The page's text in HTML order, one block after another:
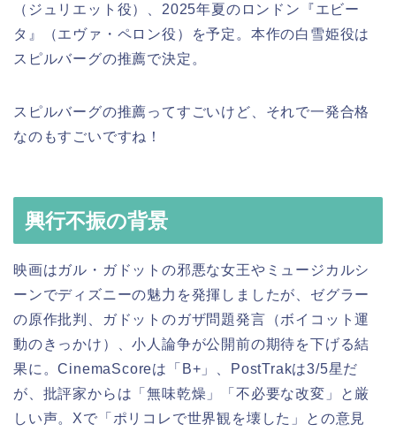
（ジュリエット役）、2025年夏のロンドン『エビー
タ』（エヴァ・ペロン役）を予定。本作の白雪姫役は
スピルバーグの推薦で決定。
スピルバーグの推薦ってすごいけど、それで一発合格
なのもすごいですね！
興行不振の背景
映画はガル・ガドットの邪悪な女王やミュージカルシ
ーンでディズニーの魅力を発揮しましたが、ゼグラー
の原作批判、ガドットのガザ問題発言（ボイコット運
動のきっかけ）、小人論争が公開前の期待を下げる結
果に。CinemaScoreは「B+」、PostTrakは3/5星だ
が、批評家からは「無味乾燥」「不必要な改変」と厳
しい声。Xで「ポリコレで世界観を壊した」との意見